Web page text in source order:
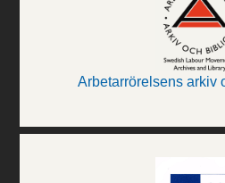
Arbetarrörelsens arkiv